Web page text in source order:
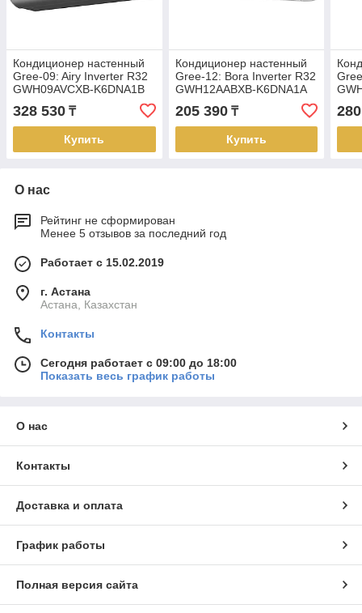
Кондиционер настенный
Gree-09: Airy Inverter R32
GWH09AVCXB-K6DNA1B
(без соединительной
инсталляции, Wi-Fi)
328 530 ₸
Купить
Кондиционер настенный
Gree-12: Bora Inverter R32
GWH12AABXB-K6DNA1A
(без соединительной
инсталляции, Wi-Fi)
205 390₸
Купить
О нас
Рейтинг не сформирован
Менее 5 отзывов за последний год
Работает с 15.02.2019
г. Астана
Астана, Казахстан
Контакты
Сегодня работает с 09:00 до 18:00
Показать весь график работы
О нас
Контакты
Доставка и оплата
График работы
Полная версия сайта